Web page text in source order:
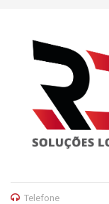
Telefone